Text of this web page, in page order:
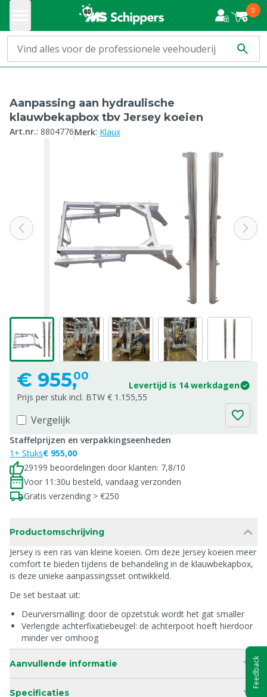
0
Aanpassing aan hydraulische
klauwbekapbox tbv Jersey koeien
Art.nr.: 8804776Merk: Klaux
€ 955,00
Levertijd is 14 werkdagen
Prijs per stuk incl. BTW € 1.155,55
Vergelijk
Staffelprijzen en verpakkingseenheden
1+ Stuks€ 955,00
29199 beoordelingen door klanten: 7,8/10
Voor 11:30u besteld, vandaag verzonden
Gratis verzending > €250
Productomschrijving
Jersey is een ras van kleine koeien. Om deze Jersey koeien meer
comfort te bieden tijdens de behandeling in de klauwbekapbox,
is deze unieke aanpassingsset ontwikkeld.
De set bestaat uit:
Deurversmalling: door de opzetstuk wordt het gat smaller
Verlengde achterfixatiebeugel: de achterpoot hoeft hierdoor
minder ver omhoog
Aanvullende informatie
Specificaties
Feedback